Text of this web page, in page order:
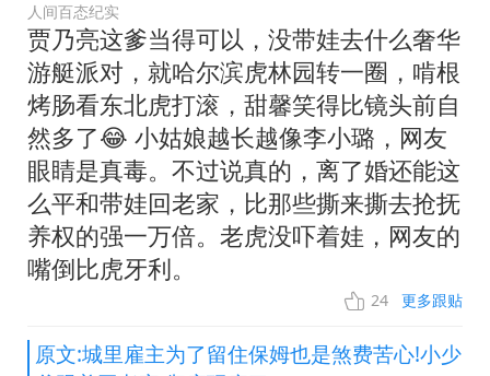
人间百态纪实
贾乃亮这爹当得可以，没带娃去什么奢华
游艇派对，就哈尔滨虎林园转一圈，啃根
烤肠看东北虎打滚，甜馨笑得比镜头前自
然多了😂 小姑娘越长越像李小璐，网友
眼睛是真毒。不过说真的，离了婚还能这
么平和带娃回老家，比那些撕来撕去抢抚
养权的强一万倍。老虎没吓着娃，网友的
嘴倒比虎牙利。
24 更多跟贴
原文:城里雇主为了留住保姆也是煞费苦心!小少